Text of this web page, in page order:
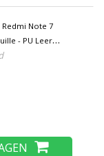
Redmi Note 7
- PU Leer
Bruin